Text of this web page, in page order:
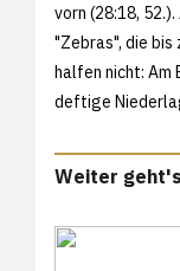
vorn (28:18,
"Zebras", die bis
halfen nicht: Am
deftige
Weiter